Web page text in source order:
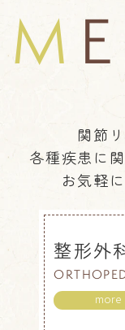
関節
各種疾患に
お気軽
整形外
more